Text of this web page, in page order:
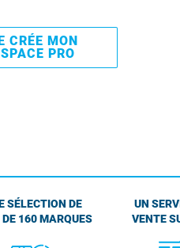
CRÉE MON
PRO
SÉLECTION DE
160 MARQUES
UN
VENTE